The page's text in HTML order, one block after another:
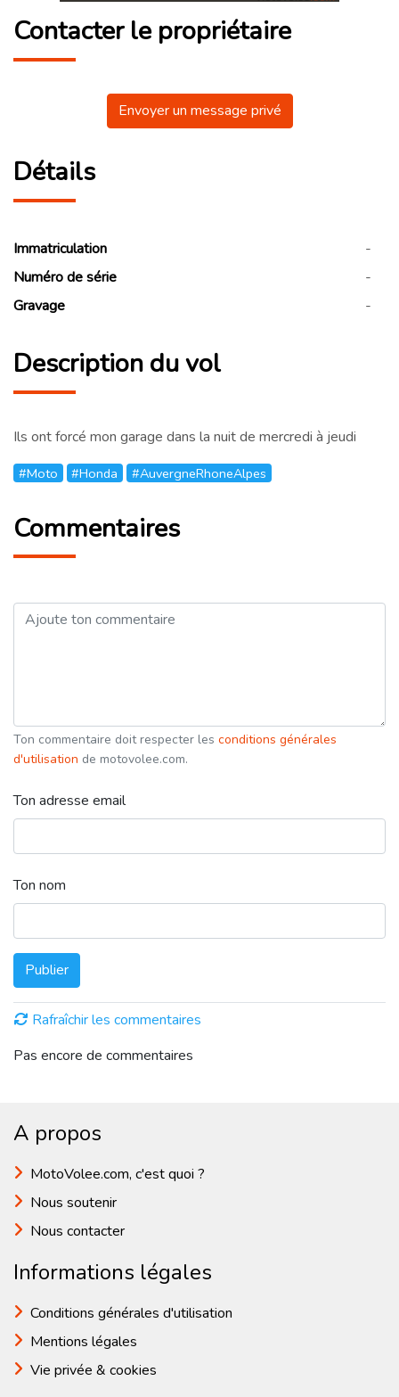
Contacter le propriétaire
Envoyer un message privé
Détails
Immatriculation
-
Numéro de série
-
Gravage
-
Description du vol
Ils ont forcé mon garage dans la nuit de mercredi à jeudi
#Moto #Honda #AuvergneRhoneAlpes
Commentaires
Ton commentaire doit respecter les conditions générales
d'utilisation de motovolee.com.
Ton adresse email
Ton nom
Publier
Rafraîchir les commentaires
Pas encore de commentaires
A propos
MotoVolee.com, c'est quoi ?
Nous soutenir
Nous contacter
Informations légales
Conditions générales d'utilisation
Mentions légales
Vie privée & cookies